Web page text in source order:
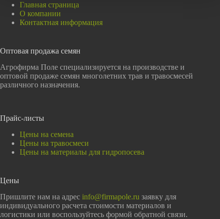
Главная страница
О компании
Контактная информация
Оптовая продажа семян
Агрофирма Поле специализируется на производстве и
оптовой продаже семян многолетних трав и травосмесей
различного назначения.
Прайс-листы
Цены на семена
Цены на травосмеси
Цены на материалы для гидропосева
Цены
Пришлите нам на адрес info@firmapole.ru заявку для
индивидуального расчета стоимости материалов и
логистики или воспользуйтесь формой обратной связи.